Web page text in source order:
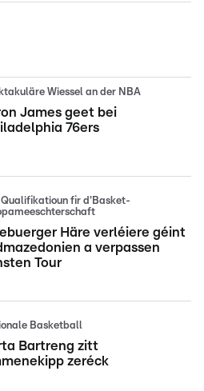
Wiessel an der NBA
James geet bei
76ers
Qualifikatioun fir d'Basket-
Häre verléiere géint
a verpassen
Tour
Basketball
Bartreng zitt
zeréck